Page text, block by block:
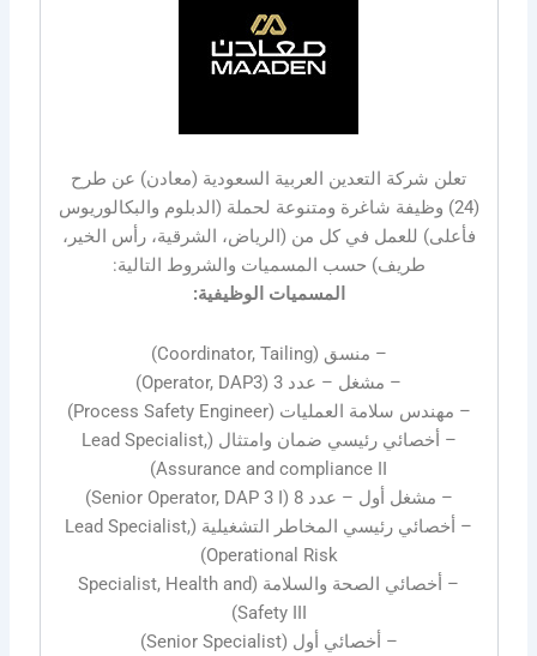
تعلن شركة التعدين العربية السعودية (معادن) عن طرح
(24) وظيفة شاغرة ومتنوعة لحملة (الدبلوم والبكالوريوس
فأعلى) للعمل في كل من (الرياض، الشرقية، رأس الخير،
طريف) حسب المسميات والشروط التالية:
المسميات الوظيفية:
– منسق (Coordinator, Tailing)
– مشغل – عدد 3 (Operator, DAP3)
– مهندس سلامة العمليات (Process Safety Engineer)
– أخصائي رئيسي ضمان وامتثال (Lead Specialist,
Assurance and compliance II)
– مشغل أول – عدد 8 (Senior Operator, DAP 3 I)
– أخصائي رئيسي المخاطر التشغيلية (Lead Specialist,
Operational Risk)
– أخصائي الصحة والسلامة (Specialist, Health and
Safety III)
– أخصائي أول (Senior Specialist)